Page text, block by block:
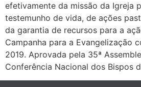
efetivamente da missão da Igreja
testemunho de vida, de ações
da garantia de recursos para a
Campanha para a Evangelização
2019. Aprovada pela 35ª
Conferência Nacional dos Bispos